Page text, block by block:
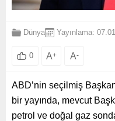
Dünya Yayınlama:
0 A+ A-
ABD’nin seçilmiş
bir yayında, mevcut
petrol ve doğal gaz